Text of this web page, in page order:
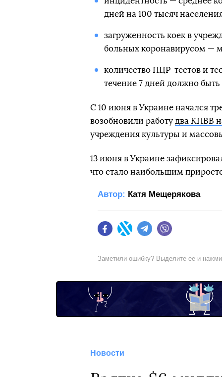
дней на 100 тысяч
загруженность коек в
больных коронавирусом —
количество ПЦР-тестов и
течение 7 дней должно
С 10 июня в Украине начался
возобновили работу два КПВВ
учреждения культуры и
13 июня в Украине
что стало наибольшим
Автор: Катя Мещерякова
FacebookTwitter Telegram
Заметили ошибку? Выделите ее и
Новости